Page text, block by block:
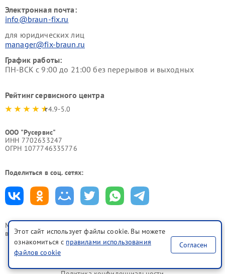
Мы принимаем
все формы оплаты
Электронная почта:
info@braun-fix.ru
для юридических лиц
manager@fix-braun.ru
График работы:
ПН-ВСК с 9:00 до 21:00 без перерывов и выходных
Рейтинг сервисного центра
4.9-5.0
ООО "Русервис"
ИНН 7702633247
ОГРН 1077746335776
Поделиться в соц. сетях:
Этот сайт использует файлы cookie. Вы можете
ознакомиться с правилами использования
файлов cookie
Согласен